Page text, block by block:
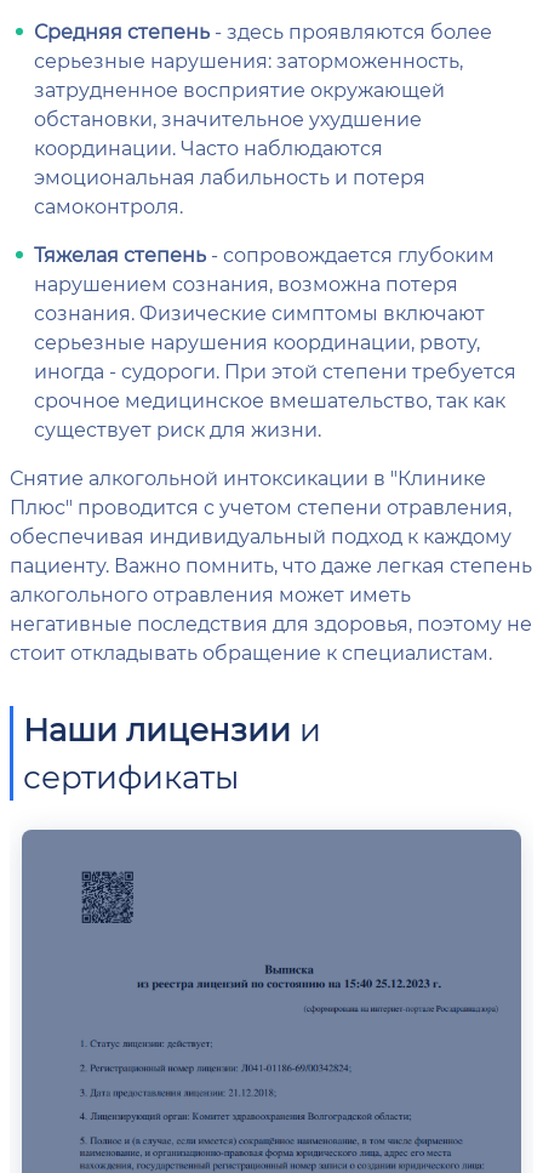
Средняя степень - здесь проявляются более
серьезные нарушения: заторможенность,
затрудненное восприятие окружающей
обстановки, значительное ухудшение
координации. Часто наблюдаются
эмоциональная лабильность и потеря
самоконтроля.
Тяжелая степень - сопровождается глубоким
нарушением сознания, возможна потеря
сознания. Физические симптомы включают
серьезные нарушения координации, рвоту,
иногда - судороги. При этой степени требуется
срочное медицинское вмешательство, так как
существует риск для жизни.
Снятие алкогольной интоксикации в "Клинике
Плюс" проводится с учетом степени отравления,
обеспечивая индивидуальный подход к каждому
пациенту. Важно помнить, что даже легкая степень
алкогольного отравления может иметь
негативные последствия для здоровья, поэтому не
стоит откладывать обращение к специалистам.
Наши лицензии и
сертификаты